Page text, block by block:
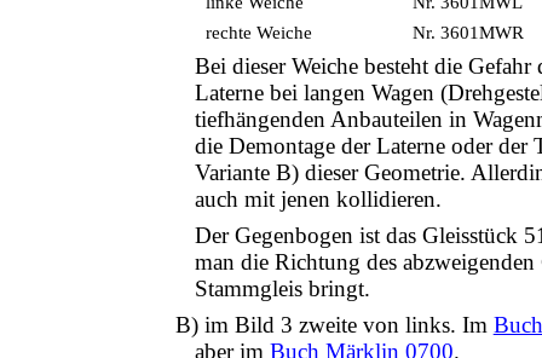
rechte Weiche
Nr. 3601MWR
Bei dieser Weiche besteht die
Laterne bei langen Wagen
tiefhängenden Anbauteilen in
die Demontage der Laterne oder der
Variante B) dieser Geometrie.
auch mit jenen kollidieren.
Der Gegenbogen ist das Gleisstück
man die Richtung des
Stammgleis bringt.
B) im Bild 3 zweite von links. Im
aber imBuch Märklin 0700.